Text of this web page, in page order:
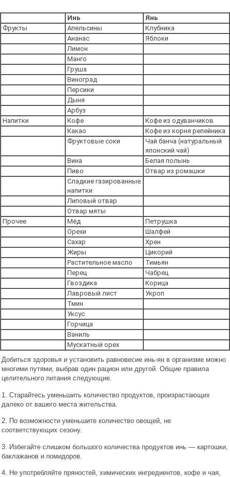
Инь
Янь
Фрукты
Апельсины
Клубника
Ананас
Яблоки
Лимон
Манго
Груша
Виноград
Персики
Дыня
Арбуз
Напитки
Кофе
Кофе из одуванчиков
Какао
Кофе из корня репейника
Фруктовые соки
Чай банча (натуральный
японский чай)
Вина
Белая полынь
Пиво
Отвар из ромашки
Сладкие газированные
напитки
Липовый отвар
Отвар мяты
Прочее
Мёд
Петрушка
Орехи
Шалфей
Сахар
Хрен
Жиры
Цикорий
Растительное масло
Тимьян
Перец
Чабрец
Гвоздика
Корица
Лавровый лист
Укроп
Тмин
Уксус
Горчица
Ваниль
Мускатный орех
Добиться здоровья и установить равновесие инь-ян в организме можно
многими путями, выбрав один рацион или другой. Общие правила
целительного питания следующие.
1. Старайтесь уменьшить количество продуктов, произрастающих
далеко от вашего места жительства.
2. По возможности уменьшите количество овощей, не
соответствующих сезону.
3. Избегайте слишком большого количества продуктов инь — картошки,
баклажанов и помидоров.
4. Не употребляйте пряностей, химических ингредиентов, кофе и чая,